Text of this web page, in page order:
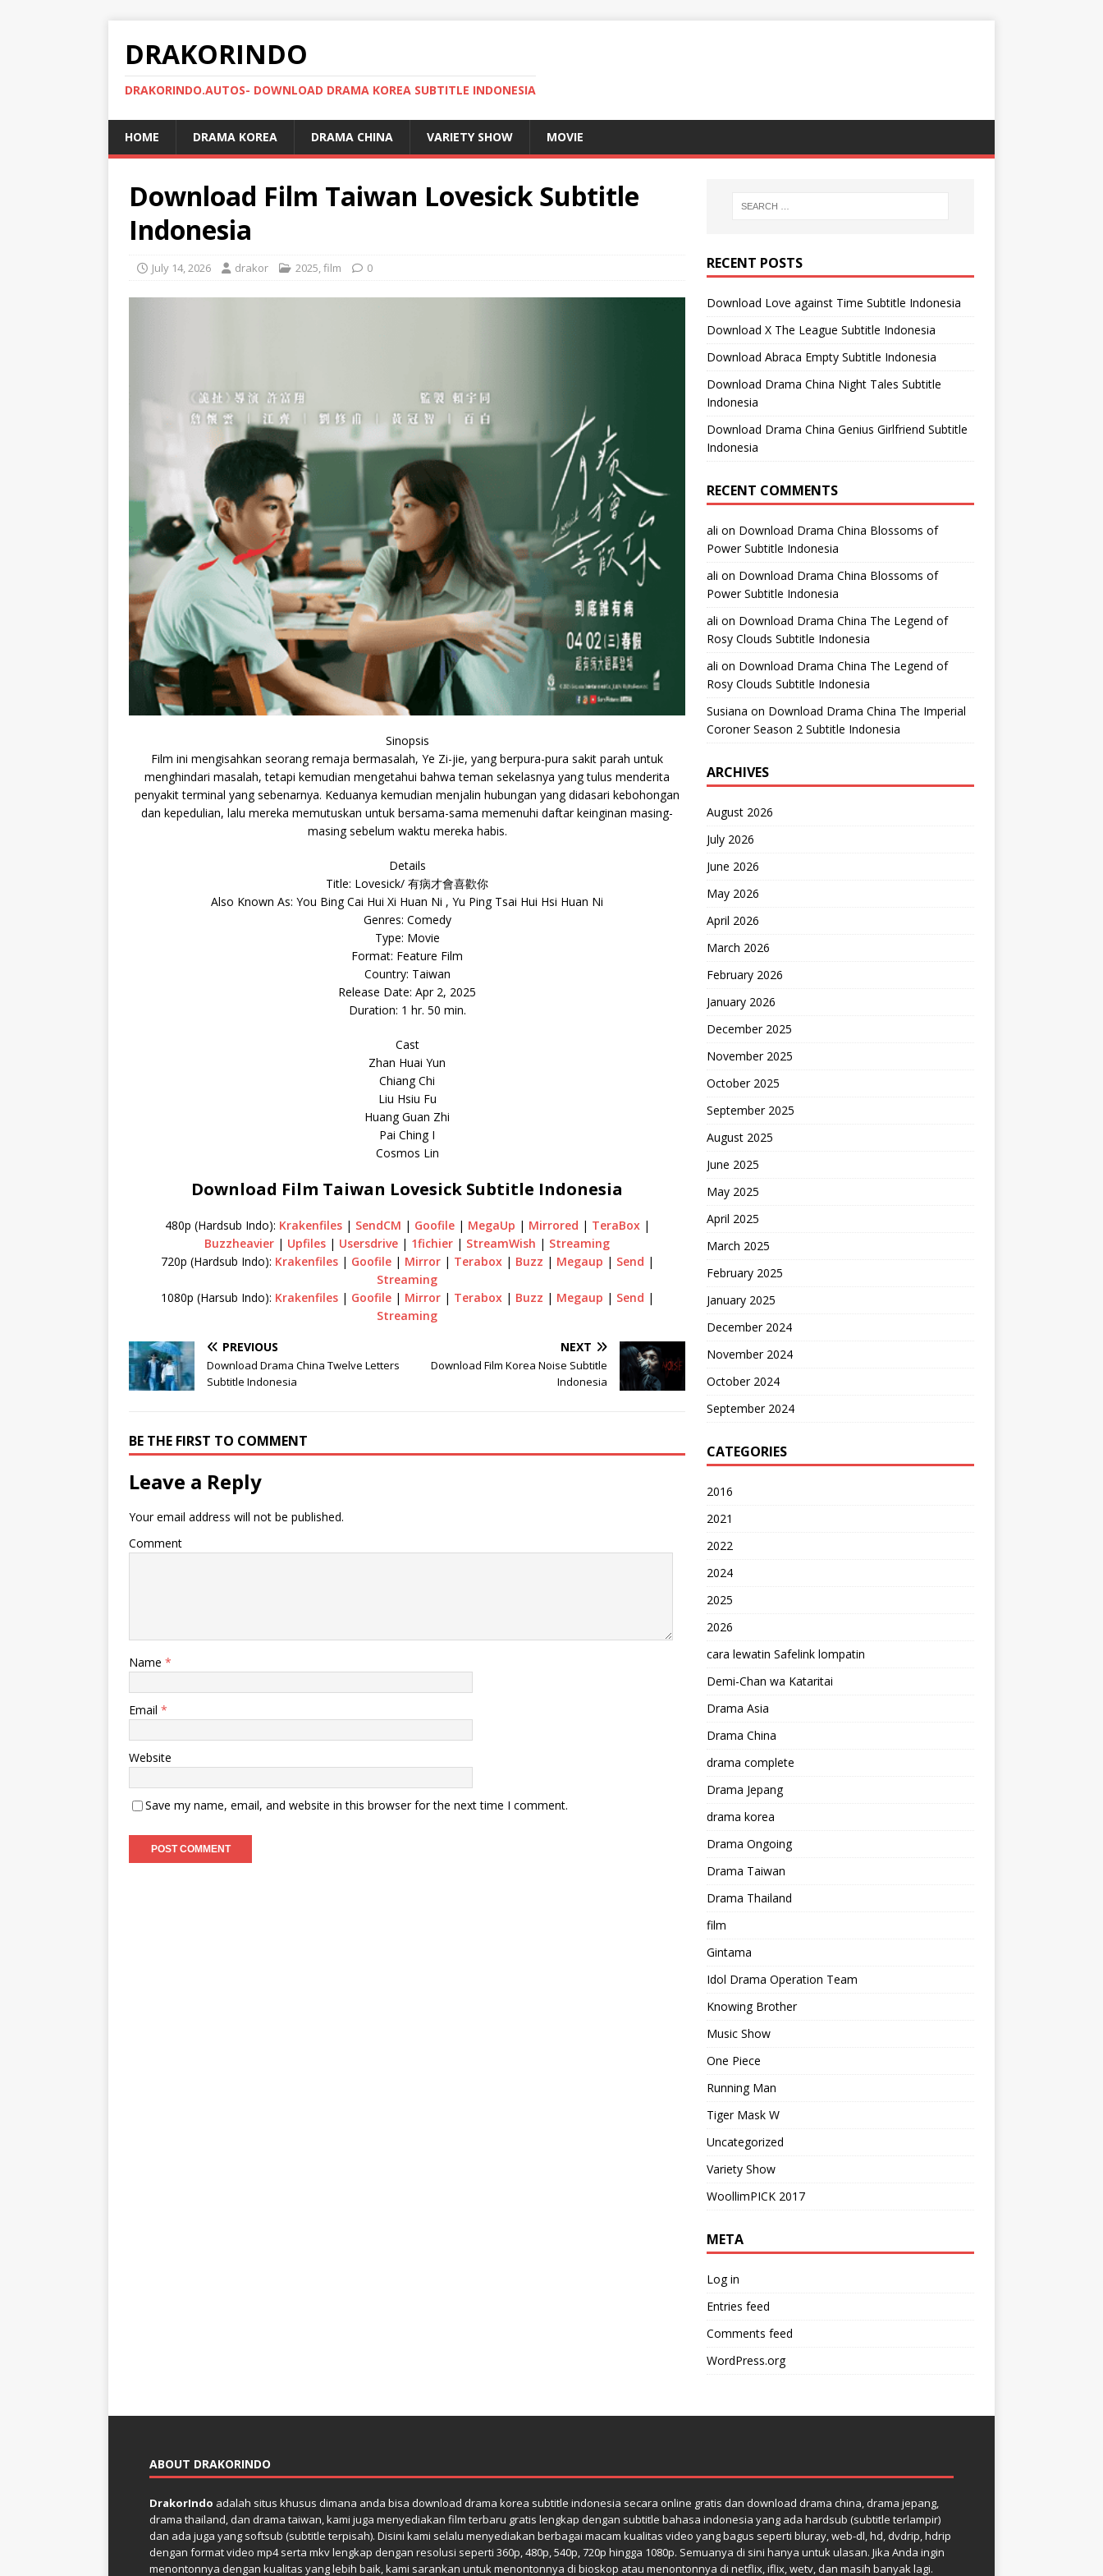
DRAKORINDO
DRAKORINDO.AUTOS- DOWNLOAD DRAMA KOREA SUBTITLE INDONESIA
HOME DRAMA KOREA DRAMA CHINA VARIETY SHOW MOVIE
Download Film Taiwan Lovesick Subtitle
Indonesia
July 14, 2026 drakor 2025,film 0
Sinopsis
Film ini mengisahkan seorang remaja bermasalah, Ye Zi-jie, yang berpura-pura sakit parah untuk
menghindari masalah, tetapi kemudian mengetahui bahwa teman sekelasnya yang tulus menderita
penyakit terminal yang sebenarnya. Keduanya kemudian menjalin hubungan yang didasari kebohongan
dan kepedulian, lalu mereka memutuskan untuk bersama-sama memenuhi daftar keinginan masing-
masing sebelum waktu mereka habis.
Details
Title: Lovesick/ 有病才會喜歡你
Also Known As: You Bing Cai Hui Xi Huan Ni , Yu Ping Tsai Hui Hsi Huan Ni
Genres: Comedy
Type: Movie
Format: Feature Film
Country: Taiwan
Release Date: Apr 2, 2025
Duration: 1 hr. 50 min.
Cast
Zhan Huai Yun
Chiang Chi
Liu Hsiu Fu
Huang Guan Zhi
Pai Ching I
Cosmos Lin
Download Film Taiwan Lovesick Subtitle Indonesia
480p (Hardsub Indo): Krakenfiles| SendCM | Goofile| MegaUp | Mirrored | TeraBox|
Buzzheavier | Upfiles | Usersdrive | 1fichier | StreamWish | Streaming
720p (Hardsub Indo): Krakenfiles| Goofile| Mirror| Terabox| Buzz | Megaup | Send |
Streaming
1080p (Harsub Indo): Krakenfiles| Goofile| Mirror| Terabox| Buzz | Megaup | Send |
Streaming
PREVIOUS
Download Drama China Twelve Letters
Subtitle Indonesia
NEXT
Download Film Korea Noise Subtitle
Indonesia
BE THE FIRST TO COMMENT
Leave a Reply
Your email address will not be published.
Comment
Name *
Email *
Website
Save my name, email, and website in this browser for the next time I comment.
RECENT POSTS
Download Love against Time Subtitle Indonesia
Download X The League Subtitle Indonesia
Download Abraca Empty Subtitle Indonesia
Download Drama China Night Tales Subtitle
Indonesia
Download Drama China Genius Girlfriend Subtitle
Indonesia
RECENT COMMENTS
ali on Download Drama China Blossoms of
Power Subtitle Indonesia
ali on Download Drama China Blossoms of
Power Subtitle Indonesia
ali on Download Drama China The Legend of
Rosy Clouds Subtitle Indonesia
ali on Download Drama China The Legend of
Rosy Clouds Subtitle Indonesia
Susiana on Download Drama China The Imperial
Coroner Season 2 Subtitle Indonesia
ARCHIVES
August 2026
July 2026
June 2026
May 2026
April 2026
March 2026
February 2026
January 2026
December 2025
November 2025
October 2025
September 2025
August 2025
June 2025
May 2025
April 2025
March 2025
February 2025
January 2025
December 2024
November 2024
October 2024
September 2024
CATEGORIES
2016
2021
2022
2024
2025
2026
cara lewatin Safelink lompatin
Demi-Chan wa Kataritai
Drama Asia
Drama China
drama complete
Drama Jepang
drama korea
Drama Ongoing
Drama Taiwan
Drama Thailand
film
Gintama
Idol Drama Operation Team
Knowing Brother
Music Show
One Piece
Running Man
Tiger Mask W
Uncategorized
Variety Show
WoollimPICK 2017
META
Log in
Entries feed
Comments feed
WordPress.org
ABOUT DRAKORINDO
DrakorIndo adalah situs khusus dimana anda bisa download drama korea subtitle indonesia secara online gratis dan download drama china, drama jepang,
drama thailand, dan drama taiwan, kami juga menyediakan film terbaru gratis lengkap dengan subtitle bahasa indonesia yang ada hardsub (subtitle terlampir)
dan ada juga yang softsub (subtitle terpisah). Disini kami selalu menyediakan berbagai macam kualitas video yang bagus seperti bluray, web-dl, hd, dvdrip, hdrip
dengan format video mp4 serta mkv lengkap dengan resolusi seperti 360p, 480p, 540p, 720p hingga 1080p. Semuanya di sini hanya untuk ulasan. Jika Anda ingin
menontonnya dengan kualitas yang lebih baik, kami sarankan untuk menontonnya di bioskop atau menontonnya di netflix, iflix, wetv, dan masih banyak lagi.